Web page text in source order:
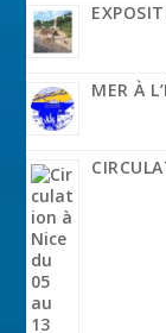
MER À